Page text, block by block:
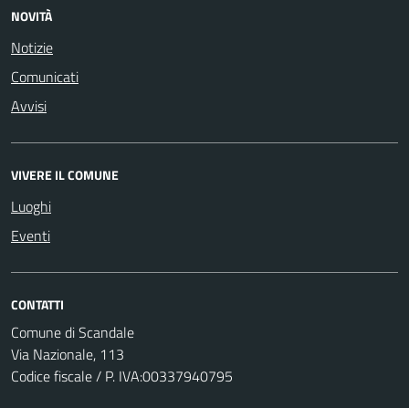
NOVITÀ
Notizie
Comunicati
Avvisi
VIVERE IL COMUNE
Luoghi
Eventi
CONTATTI
Comune di Scandale
Via Nazionale, 113
Codice fiscale / P. IVA:00337940795